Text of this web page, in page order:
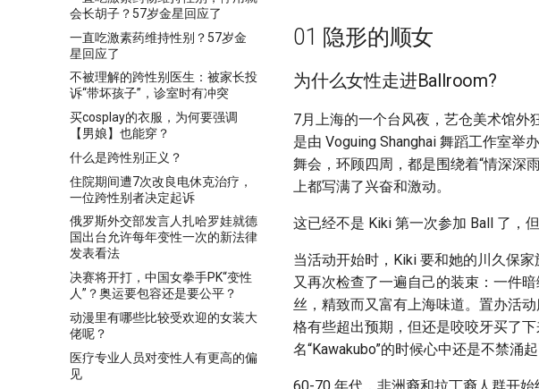
会长胡子？57岁金星回应了
一直吃激素药维持性别？57岁金
星回应了
不被理解的跨性别医生：被家长投
诉“带坏孩子”，诊室时有冲突
买cosplay的衣服，为何要强调
【男娘】也能穿？
什么是跨性别正义？
住院期间遭7次改良电休克治疗，
一位跨性别者决定起诉
俄罗斯外交部发言人扎哈罗娃就德
国出台允许每年变性一次的新法律
发表看法
决赛将开打，中国女拳手PK“变性
人”？奥运要包容还是要公平？
动漫里有哪些比较受欢迎的女装大
佬呢？
医疗专业人员对变性人有更高的偏
见
01 隐形的顺女
为什么女性走进Ballroom?
7月上海的一个台风夜，艺仓美术馆外
是由 Voguing Shanghai 舞蹈工作室举
舞会，环顾四周，都是围绕着“情深深
上都写满了兴奋和激动。
这已经不是 Kiki 第一次参加 Ball 了，
当活动开始时，Kiki 要和她的川久保
又再次检查了一遍自己的装束：一件
丝，精致而又富有上海味道。置办活
格有些超出预期，但还是咬咬牙买了
名“Kawakubo”的时候心中还是不禁涌起